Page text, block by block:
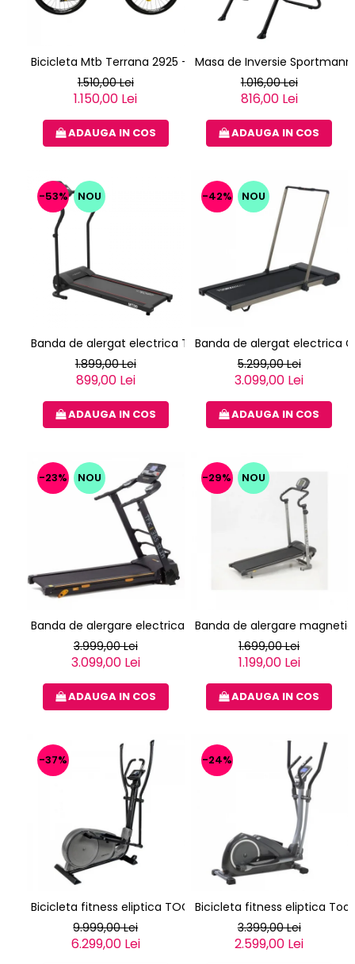
Bicicleta Mtb Terrana 2925 - 29 Inch, L, Verde
1.510,00 Lei
1.150,00 Lei
ADAUGA IN COS
Masa de Inversie Sportmann
1.016,00 Lei
816,00 Lei
ADAUGA IN COS
-53% NOU
Banda de alergat electrica TechFit MT80
1.899,00 Lei
899,00 Lei
ADAUGA IN COS
-42% NOU
Banda de alergat electrica
5.299,00 Lei
3.099,00 Lei
ADAUGA IN COS
-23% NOU
Banda de alergare electrica EVERFIT TFK 355 SLIM
3.999,00 Lei
3.099,00 Lei
ADAUGA IN COS
-29% NOU
Banda de alergare magnetica
1.699,00 Lei
1.199,00 Lei
ADAUGA IN COS
-37%
Bicicleta fitness eliptica TOORX ERX-3000
9.999,00 Lei
6.299,00 Lei
-24%
Bicicleta fitness eliptica
3.399,00 Lei
2.599,00 Lei